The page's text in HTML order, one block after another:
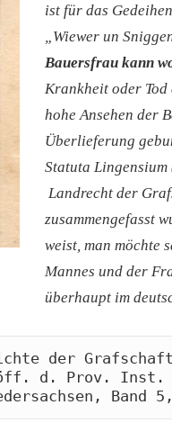
ist für das
„Wiewer un
Bauersfrau kann
Krankheit oder
hohe Ansehen der
Überlieferung
Statuta
Landrecht der
zusammengefasst
weist, man möchte
Mannes und der
überhaupt im
der
d. Prov. Inst.
Band